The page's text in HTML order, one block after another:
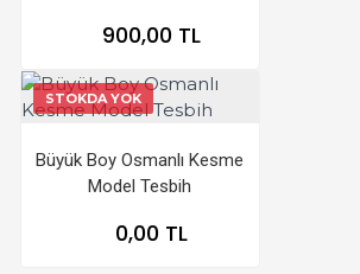
900,00 TL
STOKDA YOK
Büyük Boy Osmanlı Kesme
Model Tesbih
0,00 TL